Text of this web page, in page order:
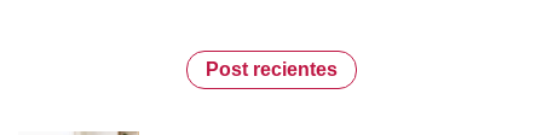
Post recientes